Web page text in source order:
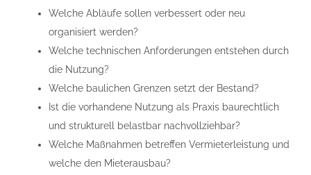
Welche Abläufe sollen verbessert oder neu
organisiert werden?
Welche technischen Anforderungen entstehen durch
die Nutzung?
Welche baulichen Grenzen setzt der Bestand?
Ist die vorhandene Nutzung als Praxis baurechtlich
und strukturell belastbar nachvollziehbar?
Welche Maßnahmen betreffen Vermieterleistung und
welche den Mieterausbau?